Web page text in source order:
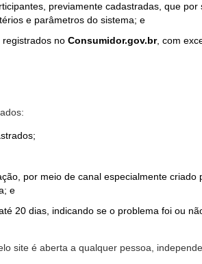
previamente cadastradas, que
e parâmetros do sistema; e
no Consumidor.gov.br, com
por meio de canal especialmente
e
20 dias, indicando se o problema foi ou
site é aberta a qualquer pessoa,